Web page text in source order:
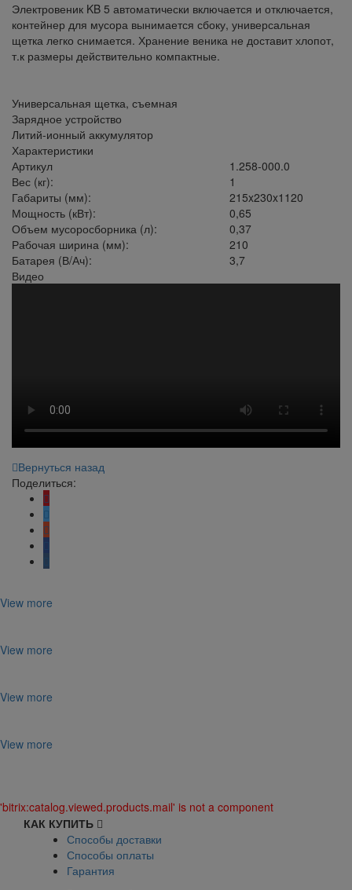
Электровеник KB 5 автоматически включается и отключается,
контейнер для мусора вынимается сбоку, универсальная
щетка легко снимается. Хранение веника не доставит хлопот,
т.к размеры действительно компактные.
Универсальная щетка, съемная
Зарядное устройство
Литий-ионный аккумулятор
Характеристики
Артикул
1.258-000.0
Вес (кг):
1
Габариты (мм):
215x230x1120
Мощность (кВт):
0,65
Объем мусоросборника (л):
0,37
Рабочая ширина (мм):
210
Батарея (В/Ач):
3,7
Видео
Вернуться назад
Поделиться:
View more
View more
View more
View more
'bitrix:catalog.viewed.products.mail' is not a component
КАК КУПИТЬ
Способы доставки
Способы оплаты
Гарантия